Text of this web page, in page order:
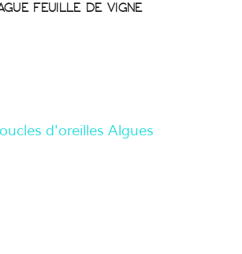
FEUILLE DE VIGNE